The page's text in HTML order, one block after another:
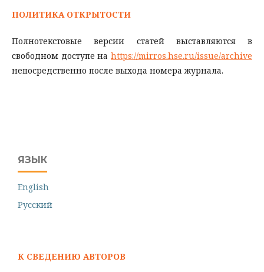
ПОЛИТИКА ОТКРЫТОСТИ
Полнотекстовые версии статей выставляются в
свободном доступе на https://mirros.hse.ru/issue/archive
непосредственно после выхода номера журнала.
ЯЗЫК
English
Русский
К СВЕДЕНИЮ АВТОРОВ